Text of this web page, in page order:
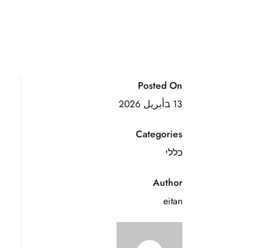
Posted On
13 בأبريل 2026
Categories
כללי
Author
eitan